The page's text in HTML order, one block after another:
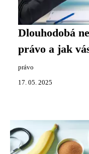
Dlouhodobá
právo a jak
právo
17. 05. 2025